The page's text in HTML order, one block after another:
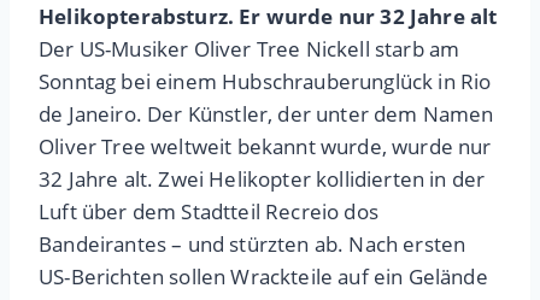
Helikopterabsturz. Er wurde nur 32 Jahre alt
Der US-Musiker Oliver Tree Nickell starb am
Sonntag bei einem Hubschrauberunglück in Rio
de Janeiro. Der Künstler, der unter dem Namen
Oliver Tree weltweit bekannt wurde, wurde nur
32 Jahre alt. Zwei Helikopter kollidierten in der
Luft über dem Stadtteil Recreio dos
Bandeirantes – und stürzten ab. Nach ersten
US-Berichten sollen Wrackteile auf ein Gelände